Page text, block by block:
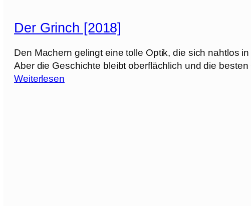
Der Grinch [2018]
Den Machern gelingt eine tolle Optik, die sich nahtlos
Aber die Geschichte bleibt oberflächlich und die
Weiterlesen: